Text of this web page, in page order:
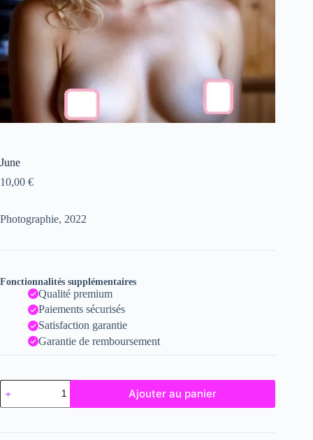
June
10,00 €
Photographie, 2022
Fonctionnalités supplémentaires
Qualité premium
Paiements sécurisés
Satisfaction garantie
Garantie de remboursement
quantité
de
June
Ajouter au panier